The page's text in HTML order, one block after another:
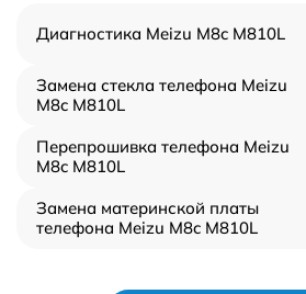
Диагностика Meizu M8c M810L
Замена стекла телефона Meizu
M8c M810L
Перепрошивка телефона Meizu
M8c M810L
Замена материнской платы
телефона Meizu M8c M810L